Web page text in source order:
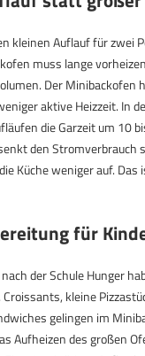
kleinen Auflauf für zwei
muss lange
Der Minibackofen
aktive Heizzeit. In
die Garzeit um 10
den Stromverbrauch
Küche weniger auf.
für
der Schule Hunger
kleine
gelingen im
Aufheizen des großen